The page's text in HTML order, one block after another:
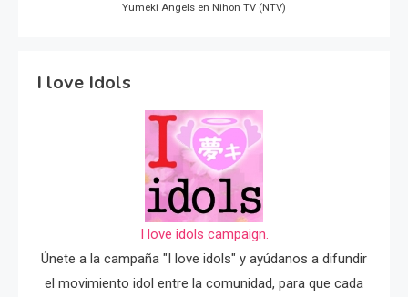
Yumeki Angels en Nihon TV (NTV)
I love Idols
I love idols campaign.
Únete a la campaña "I love idols" y ayúdanos a difundir
el movimiento idol entre la comunidad, para que cada